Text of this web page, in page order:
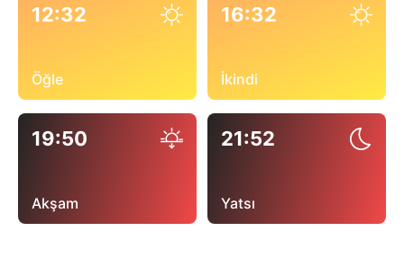
12:32
Öğle
16:32
İkindi
19:50
Akşam
21:52
Yatsı